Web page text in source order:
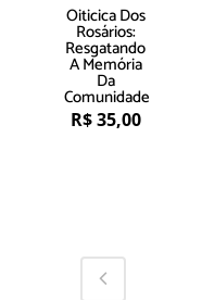
Oiticica Dos
Rosários:
Resgatando
A Memória
Da
Comunidade
R$35,00